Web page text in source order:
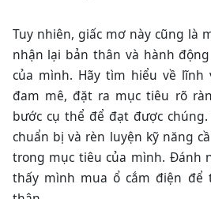
Tuy nhiên, giấc mơ này cũng là
nhận lại bản thân và hành
của mình. Hãy tìm hiểu về lĩnh
đam mê, đặt ra mục tiêu rõ
bước cụ thể để đạt được
chuẩn bị và rèn luyện kỹ năng
trong mục tiêu của mình. Đánh
thấy mình mua ổ cắm điện để